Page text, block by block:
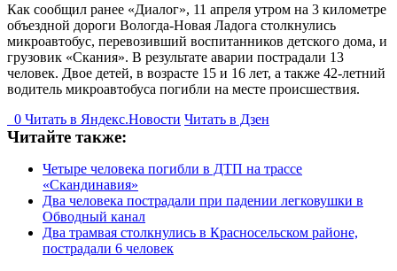
Как сообщил ранее «Диалог», 11 апреля утром на 3 километре
объездной дороги Вологда-Новая Ладога столкнулись
микроавтобус, перевозивший воспитанников детского дома, и
грузовик «Скания». В результате аварии пострадали 13
человек. Двое детей, в возрасте 15 и 16 лет, а также 42-летний
водитель микроавтобуса погибли на месте происшествия.
0 Читать в Яндекс.Новости Читать в Дзен
Читайте также:
Четыре человека погибли в ДТП на трассе
«Скандинавия»
Два человека пострадали при падении легковушки в
Обводный канал
Два трамвая столкнулись в Красносельском районе,
пострадали 6 человек